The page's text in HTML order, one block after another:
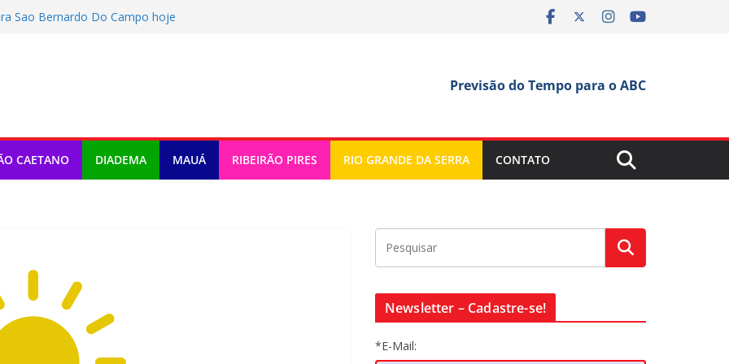
Sao Bernardo Do Campo hoje
Ribeirao Pires hoje (06/08/2026)
Maua hoje (06/08/2026)
Diadema hoje (06/08/2026)
Previsão do Tempo para o ABC
CAETANO DIADEMA MAUÁ RIBEIRÃO PIRES RIO GRANDE DA SERRA CONTATO
Newsletter – Cadastre-se!
*E-Mail: